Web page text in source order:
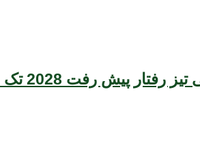
کیلئے سنگین خطرہ بن سکتی ہے، نئی تحقیق کا انتباہ